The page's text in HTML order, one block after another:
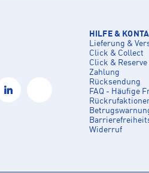
HILFE &
Lieferung &
Click & Collect
Click & Reserve
Zahlung
Rücksendung
FAQ - Häufige
Widerruf